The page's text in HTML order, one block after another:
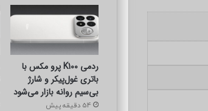
ردمی K100 پرو مکس با
باتری غول‌پیکر و شارژ
بی‌سیم روانه بازار می‌شود
54 دقیقه پیش